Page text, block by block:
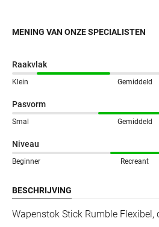
MENING VAN ONZE SPECIALISTEN
Raakvlak
Klein Gemiddeld
Pasvorm
Smal Gemiddeld
Niveau
Beginner Recreant
BESCHRIJVING
Wapenstok Stick Rumble